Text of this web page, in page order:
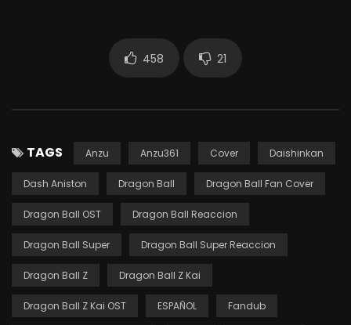
458 21
TAGS Anzu Anzu361 Cover Daishinkan
Dash Aniston Dragon Ball Dragon Ball Fan Cover
Dragon Ball OST Dragon Ball Reaccion
Dragon Ball Super Dragon Ball Super Reaccion
Dragon Ball Z Dragon Ball Z Kai
Dragon Ball Z Kai OST ESPAÑOL Fandub